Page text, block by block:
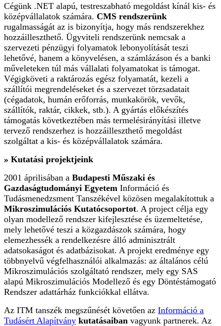
Cégünk .NET alapú, testreszabható megoldást kínál kis- és
középvállalatok számára. CMS rendszerünk
rugalmasságát az is bizonyítja, hogy más rendszerekhez
hozzáilleszthető. Ügyviteli rendszerünk nemcsak a
szervezeti pénzügyi folyamatok lebonyolítását teszi
lehetővé, hanem a könyvelésen, a számlázáson és a banki
műveleteken túl más vállalati folyamatokat is támogat.
Végigköveti a raktározás egész folyamatát, kezeli a
szállítói megrendeléseket és a szervezet törzsadatait
(cégadatok, humán erőforrás, munkakörök, vevők,
szállítók, raktár, cikkek, stb.). A gyártás előkészítés
támogatás következtében más termelésirányítási illetve
tervező rendszerhez is hozzáilleszthető megoldást
szolgáltat a kis- és középvállalatok számára.
» Kutatási projektjeink
2001 áprilisában a Budapesti Műszaki és
Gazdaságtudományi Egyetem Információ és
Tudásmenedzsment Tanszékével közösen megalakítottuk a
Mikroszimulációs Kutatócsoportot. A project célja egy
olyan modellező rendszer kifejlesztése és üzemeltetése,
mely lehetővé teszi a közgazdászok számára, hogy
elemezhessék a rendelkezésre álló adminisztrált
adatsokaságot és adatbázisokat. A projekt eredménye egy
többnyelvű végfelhasználói alkalmazás: az általános célú
Mikroszimulációs szolgáltató rendszer, mely egy SAS
alapú Mikroszimulációs Modellező és egy Döntéstámogató
Rendszer adattárház funkciókkal ellátva.
Az ITM tanszék megszűnését követően az Információ a
Tudásért Alapítvány kutatásaiban vagyunk partnerek. Az